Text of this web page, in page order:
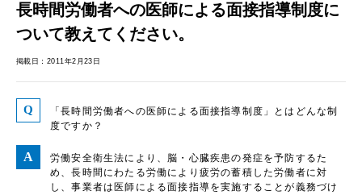
長時間労働者への医師による面接指導制度に
ついて教えてください。
掲載日：2011年2月23日
「長時間労働者への医師による面接指導制度」とはどんな制
度ですか？
労働安全衛生法により、脳・心臓疾患の発症を予防するた
め、長時間にわたる労働により疲労の蓄積した労働者に対
し、事業者は医師による面接指導を実施することが義務づけ